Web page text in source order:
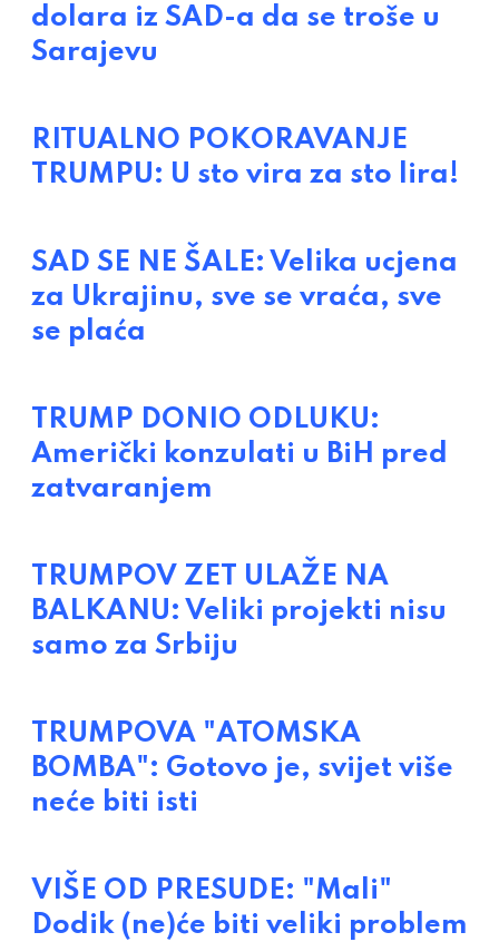
dolara iz SAD-a da se troše u
Sarajevu
RITUALNO POKORAVANJE
TRUMPU: U sto vira za sto lira!
SAD SE NE ŠALE: Velika ucjena
za Ukrajinu, sve se vraća, sve
se plaća
TRUMP DONIO ODLUKU:
Američki konzulati u BiH pred
zatvaranjem
TRUMPOV ZET ULAŽE NA
BALKANU: Veliki projekti nisu
samo za Srbiju
TRUMPOVA "ATOMSKA
BOMBA": Gotovo je, svijet više
neće biti isti
VIŠE OD PRESUDE: "Mali"
Dodik (ne)će biti veliki problem